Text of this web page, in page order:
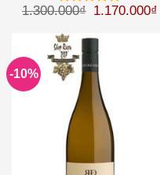
Được xếp
sao
1.300.000₫ Giá gốc là:
1.170.000₫
-10%